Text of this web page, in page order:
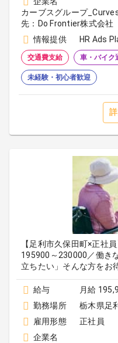
カーブスグループ
先：Do Frontier株式会社
情報提供
HR Ads
交通費支給 車・バイク
未経験・初心者歓迎
【足利市久保田町×正社
195900～230000／働き
立ちたい」そんな方を
給与
月給
勤務場所
栃木県足
雇用形態
正社員
企業名